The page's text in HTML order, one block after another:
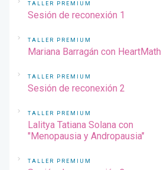
TALLER PREMIUM
Sesión de reconexión 1
TALLER PREMIUM
Mariana Barragán con HeartMath
TALLER PREMIUM
Sesión de reconexión 2
TALLER PREMIUM
Lalitya Tatiana Solana con
"Menopausia y Andropausia"
TALLER PREMIUM